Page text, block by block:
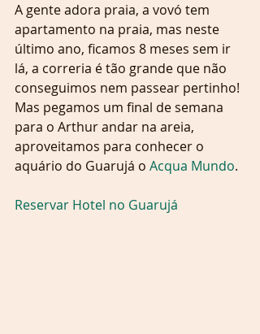
A gente adora praia, a vovó tem
apartamento na praia, mas neste
último ano, ficamos 8 meses sem ir
lá, a correria é tão grande que não
conseguimos nem passear pertinho!
Mas pegamos um final de semana
para o Arthur andar na areia,
aproveitamos para conhecer o
aquário do Guarujá o Acqua Mundo.
Reservar Hotel no Guarujá